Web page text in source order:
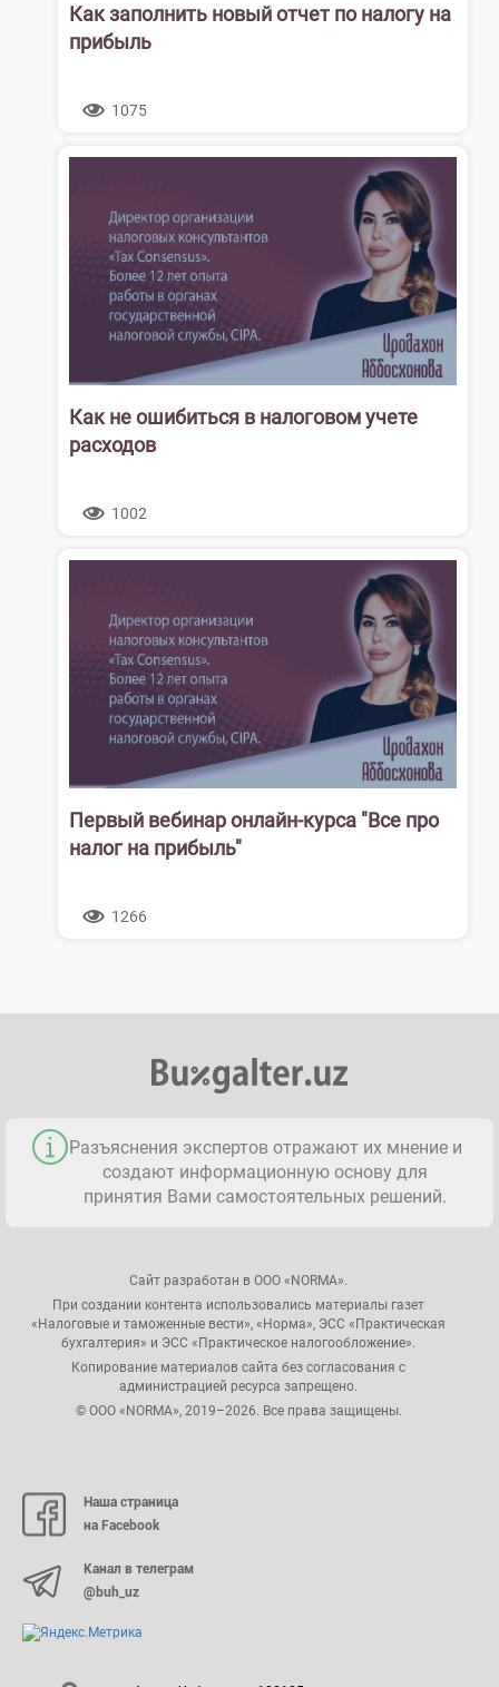
Как заполнить новый отчет по налогу на
прибыль
1075
Как не ошибиться в налоговом учете
расходов
1002
Первый вебинар онлайн-курса "Все про
налог на прибыль"
1266
Разъяснения экспертов отражают их мнение и
создают информационную основу для
принятия Вами самостоятельных решений.
Сайт разработан в ООО «NORMA».
При создании контента использовались материалы газет
«Налоговые и таможенные вести», «Норма», ЭСС «Практическая
бухгалтерия» и ЭСС «Практическое налогообложение».
Копирование материалов сайта без согласования с
администрацией ресурса запрещено.
© ООО «NORMA», 2019–2026. Все права защищены.
Наша страница
на Facebook
Канал в телеграм
@buh_uz